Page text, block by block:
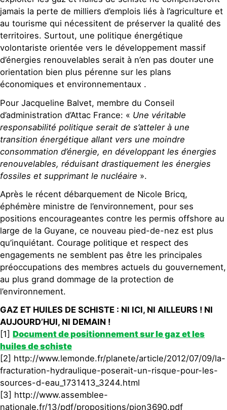
jamais la perte de milliers d’emplois liés à l’agriculture et
au tourisme qui nécessitent de préserver la qualité des
territoires. Surtout, une politique énergétique
volontariste orientée vers le développement massif
d’énergies renouvelables serait à n’en pas douter une
orientation bien plus pérenne sur les plans
économiques et environnementaux .
Pour Jacqueline Balvet, membre du Conseil
d’administration d’Attac France: « Une véritable
responsabilité politique serait de s’atteler à une
transition énergétique allant vers une moindre
consommation d’énergie, en développant les énergies
renouvelables, réduisant drastiquement les énergies
fossiles et supprimant le nucléaire ».
Après le récent débarquement de Nicole Bricq,
éphémère ministre de l’environnement, pour ses
positions encourageantes contre les permis offshore au
large de la Guyane, ce nouveau pied-de-nez est plus
qu’inquiétant. Courage politique et respect des
engagements ne semblent pas être les principales
préoccupations des membres actuels du gouvernement,
au plus grand dommage de la protection de
l’environnement.
GAZ ET HUILES DE SCHISTE : NI ICI, NI AILLEURS ! NI
AUJOURD’HUI, NI DEMAIN !
[1] Document de positionnement sur le gaz et les
huiles de schiste
[2] http://www.lemonde.fr/planete/article/2012/07/09/la-
fracturation-hydraulique-poserait-un-risque-pour-les-
sources-d-eau_1731413_3244.html
[3] http://www.assemblee-
nationale.fr/13/pdf/propositions/pion3690.pdf